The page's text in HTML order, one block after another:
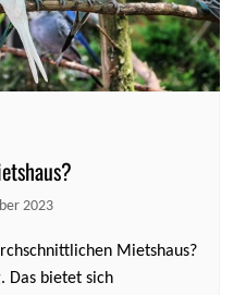
2023
Mietshaus?
Das bietet sich